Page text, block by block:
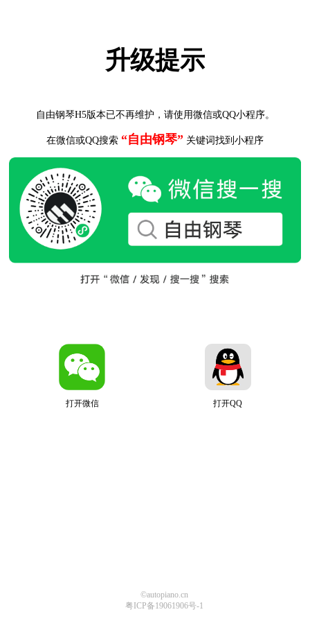
升级提示
自由钢琴H5版本已不再维护，请使用微信或QQ小程序。
在微信或QQ搜索 “自由钢琴” 关键词找到小程序
打开微信 打开QQ
©autopiano.cn
粤ICP备19061906号-1